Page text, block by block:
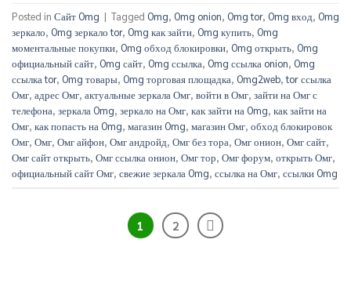
Posted in Сайт Omg | Tagged Omg, Omg onion, Omg tor, Omg вход, Omg
зеркало, Omg зеркало tor, Omg как зайти, Omg купить, Omg
моментальные покупки, Omg обход блокировки, Omg открыть, Omg
официальный сайт, Omg сайт, Omg ссылка, Omg ссылка onion, Omg
ссылка tor, Omg товары, Omg торговая площадка, Omg2web,tor ссылка
Омг, адрес Омг, актуальные зеркала Омг, войти в Омг, зайти на Омг с
телефона, зеркала Omg, зеркало на Омг, как зайти на Omg, как зайти на
Омг, как попасть на Omg, магазин Omg, магазин Омг, обход блокировок
Омг, Омг, Омг айфон, Омг андройд, Омг без тора, Омг онион, Омг сайт,
Омг сайт открыть, Омг ссылка онион, Омг тор, Омг форум, открыть Омг,
официальный сайт Омг, свежие зеркала Omg, ссылка на Омг, ссылки Omg
1 2